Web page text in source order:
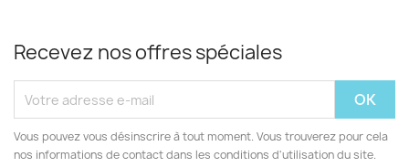
Recevez nos offres spéciales
Vous pouvez vous désinscrire à tout moment. Vous trouverez pour cela
nos informations de contact dans les conditions d'utilisation du site.